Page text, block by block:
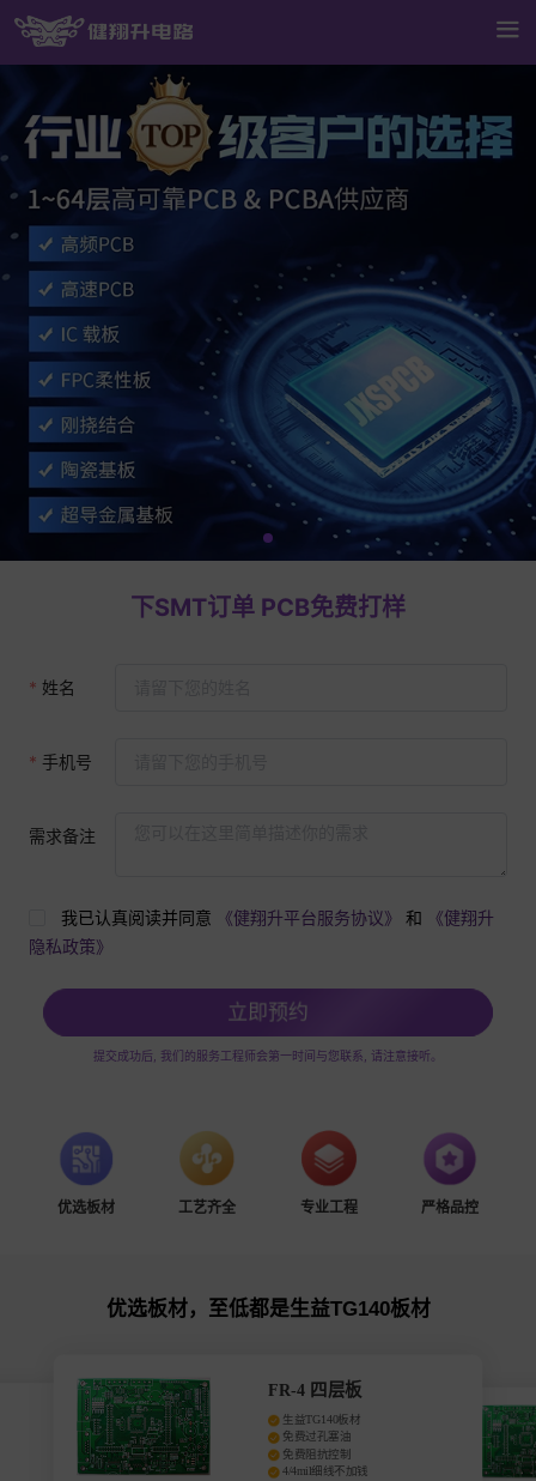
下SMT订单 PCB免费打样
姓名
手机号
需求备注
我已认真阅读并同意 《健翔升平台服务协议》 和
《健翔升
隐私政策》
立即预约
提交成功后, 我们的服务工程师会第一时间与您联系, 请注意接听。
优选板材 工艺齐全 专业工程 严格品控
优选板材，至低都是生益TG140板材
FR-4 四层板
生益TG140板材
免费过孔塞油
免费阻抗控制
4/4mil细线不加钱